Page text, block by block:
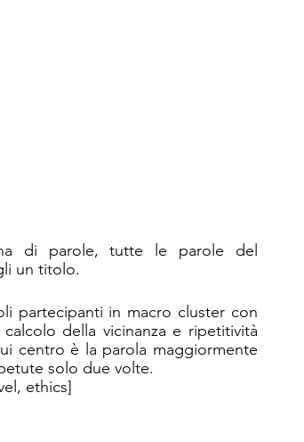
di parole, tutte le parole del
un titolo.
partecipanti in macro cluster con
della vicinanza e ripetitività
centro è la parola maggiormente
solo due volte.
ethics]